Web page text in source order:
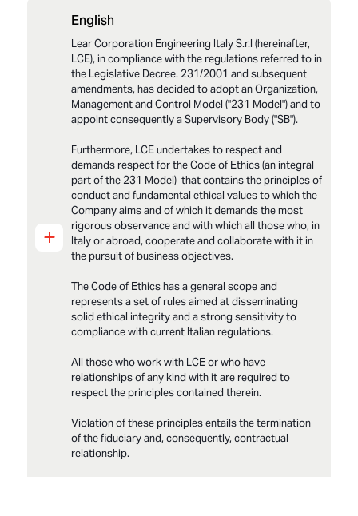
LCE_Modello 231_Parte_Generale_2025
LCE_All_1 Parte_Generale_Elenco reati
presupposto_2025
LCE_Modello 231_Codice Etico_2025
+
English
Lear Corporation Engineering Italy S.r.l (hereinafter,
LCE), in compliance with the regulations referred to in
the Legislative Decree. 231/2001 and subsequent
amendments, has decided to adopt an Organization,
Management and Control Model ("231 Model") and to
appoint consequently a Supervisory Body ("SB").
Furthermore, LCE undertakes to respect and
demands respect for the Code of Ethics (an integral
part of the 231 Model) that contains the principles of
conduct and fundamental ethical values to which the
Company aims and of which it demands the most
rigorous observance and with which all those who, in
Italy or abroad, cooperate and collaborate with it in
the pursuit of business objectives.
The Code of Ethics has a general scope and
represents a set of rules aimed at disseminating
solid ethical integrity and a strong sensitivity to
compliance with current Italian regulations.
All those who work with LCE or who have
relationships of any kind with it are required to
respect the principles contained therein.
Violation of these principles entails the termination
of the fiduciary and, consequently, contractual
relationship.